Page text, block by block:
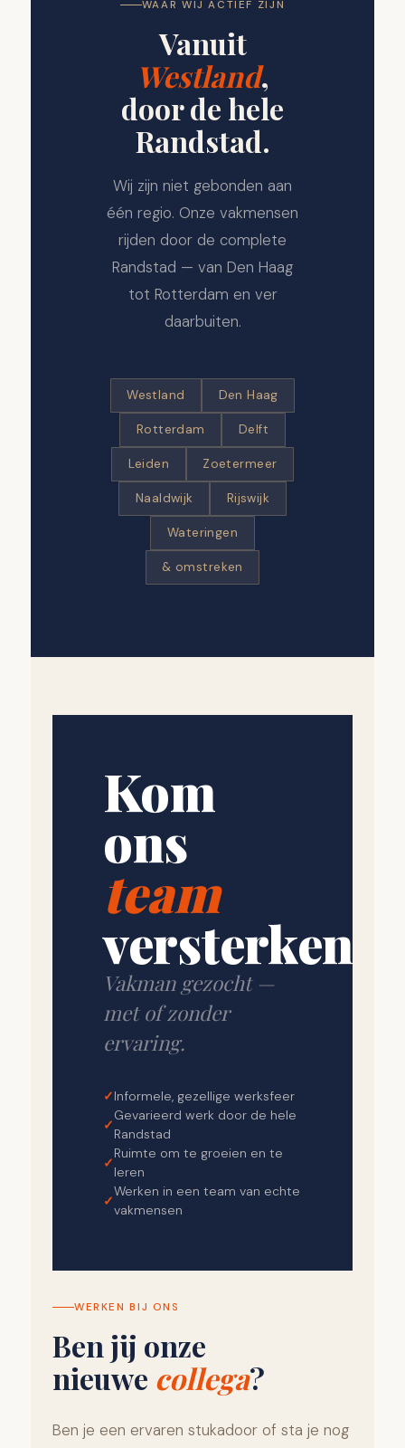
WAAR WIJ ACTIEF ZIJN
Vanuit
Westland,
door de hele
Randstad.
Wij zijn niet gebonden aan
één regio. Onze vakmensen
rijden door de complete
Randstad — van Den Haag
tot Rotterdam en ver
daarbuiten.
Westland Den Haag
Rotterdam Delft
Leiden Zoetermeer
Naaldwijk Rijswijk
Wateringen
& omstreken
Kom
ons
team
versterken.
Vakman gezocht —
met of zonder
ervaring.
Informele, gezellige werksfeer
Gevarieerd werk door de hele
Randstad
Ruimte om te groeien en te
leren
Werken in een team van echte
vakmensen
WERKEN BIJ ONS
Ben jij onze
nieuwe collega?
Ben je een ervaren stukadoor of sta je nog